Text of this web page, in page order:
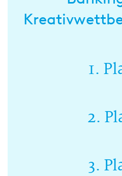
1.
2.
3.